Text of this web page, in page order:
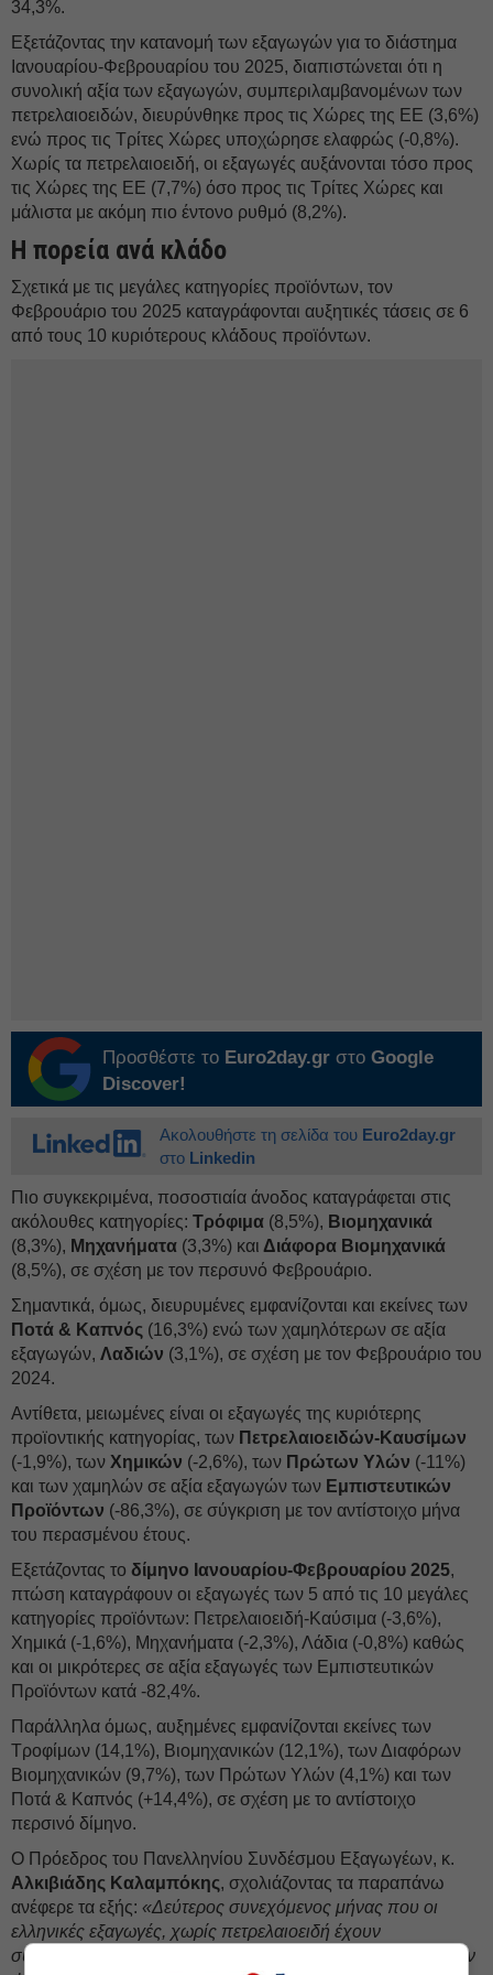
34,3%.
Εξετάζοντας την κατανομή των εξαγωγών για το διάστημα
Ιανουαρίου-Φεβρουαρίου του 2025, διαπιστώνεται ότι η
συνολική αξία των εξαγωγών, συμπεριλαμβανομένων των
πετρελαιοειδών, διευρύνθηκε προς τις Χώρες της ΕΕ (3,6%)
ενώ προς τις Τρίτες Χώρες υποχώρησε ελαφρώς (-0,8%).
Χωρίς τα πετρελαιοειδή, οι εξαγωγές αυξάνονται τόσο προς
τις Χώρες της ΕΕ (7,7%) όσο προς τις Τρίτες Χώρες και
μάλιστα με ακόμη πιο έντονο ρυθμό (8,2%).
Η πορεία ανά κλάδο
Σχετικά με τις μεγάλες κατηγορίες προϊόντων, τον
Φεβρουάριο του 2025 καταγράφονται αυξητικές τάσεις σε 6
από τους 10 κυριότερους κλάδους προϊόντων.
Προσθέστε το Euro2day.gr στο Google
Discover!
Ακολουθήστε τη σελίδα του Euro2day.gr
στο Linkedin
Πιο συγκεκριμένα, ποσοστιαία άνοδος καταγράφεται στις
ακόλουθες κατηγορίες: Τρόφιμα (8,5%), Βιομηχανικά
(8,3%), Μηχανήματα (3,3%) και Διάφορα Βιομηχανικά
(8,5%), σε σχέση με τον περσυνό Φεβρουάριο.
Σημαντικά, όμως, διευρυμένες εμφανίζονται και εκείνες των
Ποτά & Καπνός (16,3%) ενώ των χαμηλότερων σε αξία
εξαγωγών, Λαδιών (3,1%), σε σχέση με τον Φεβρουάριο του
2024.
Αντίθετα, μειωμένες είναι οι εξαγωγές της κυριότερης
προϊοντικής κατηγορίας, των Πετρελαιοειδών-Καυσίμων
(-1,9%), των Χημικών (-2,6%), των Πρώτων Υλών (-11%)
και των χαμηλών σε αξία εξαγωγών των Εμπιστευτικών
Προϊόντων (-86,3%), σε σύγκριση με τον αντίστοιχο μήνα
του περασμένου έτους.
Εξετάζοντας το δίμηνο Ιανουαρίου-Φεβρουαρίου 2025,
πτώση καταγράφουν οι εξαγωγές των 5 από τις 10 μεγάλες
κατηγορίες προϊόντων: Πετρελαιοειδή-Καύσιμα (-3,6%),
Χημικά (-1,6%), Μηχανήματα (-2,3%), Λάδια (-0,8%) καθώς
και οι μικρότερες σε αξία εξαγωγές των Εμπιστευτικών
Προϊόντων κατά -82,4%.
Παράλληλα όμως, αυξημένες εμφανίζονται εκείνες των
Τροφίμων (14,1%), Βιομηχανικών (12,1%), των Διαφόρων
Βιομηχανικών (9,7%), των Πρώτων Υλών (4,1%) και των
Ποτά & Καπνός (+14,4%), σε σχέση με το αντίστοιχο
περσινό δίμηνο.
Ο Πρόεδρος του Πανελληνίου Συνδέσμου Εξαγωγέων, κ.
Αλκιβιάδης Καλαμπόκης, σχολιάζοντας τα παραπάνω
ανέφερε τα εξής: «Δεύτερος συνεχόμενος μήνας που οι
ελληνικές εξαγωγές, χωρίς πετρελαιοειδή έχουν
συνεχιζόμενη αύξηση. Τον Γενάρη κατέγραψαν 9,9% και τον